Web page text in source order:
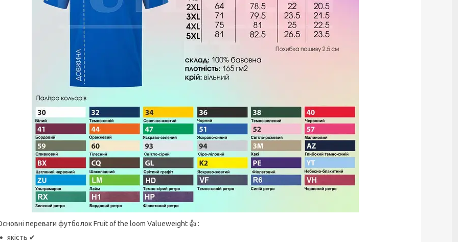
переваги футболок Fruit of the loom Valueweight 👍 :
якість ✔